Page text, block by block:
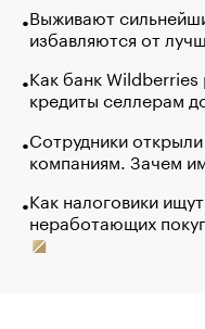
Выживают
избавляются от
Как банк Wildberries
кредиты селлерам
Сотрудники
компаниям. Зачем
Как налоговики
неработающих